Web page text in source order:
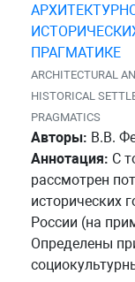
ПРАГМАТИКЕ
ARCHITECTURAL
HISTORICAL
PRAGMATICS
Авторы: В.В.
Аннотация: С
рассмотрен
исторических
России (на
Определены